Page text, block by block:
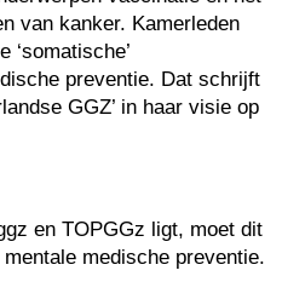
van kanker. Kamerleden
‘somatische’
preventie. Dat schrijft
GGZ’ in haar visie op
en TOPGGz ligt, moet dit
medische preventie.